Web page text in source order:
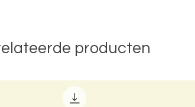
producten